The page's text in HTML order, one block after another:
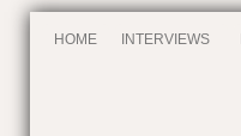
HOME INTERVIEWS